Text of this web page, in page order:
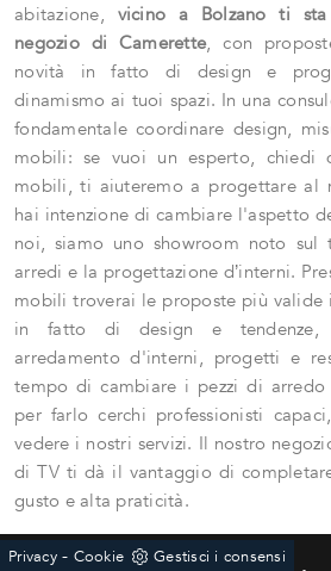
abitazione, vicino a Bolzano ti
negozio di Camerette, con
novità in fatto di design e
dinamismo ai tuoi spazi. In una
fondamentale coordinare design,
mobili: se vuoi un esperto, chiedi
mobili, ti aiuteremo a progettare al
hai intenzione di cambiare l'aspetto
noi, siamo uno showroom noto
arredi e la progettazione d’interni.
mobili troverai le proposte più
in fatto di design e tendenze,
arredamento d'interni, progetti e
tempo di cambiare i pezzi di
per farlo cerchi professionisti
vedere i nostri servizi. Il nostro
di TV ti dà il vantaggio di
gusto e alta praticità.
Privacy- Cookie Gestisci i consensi